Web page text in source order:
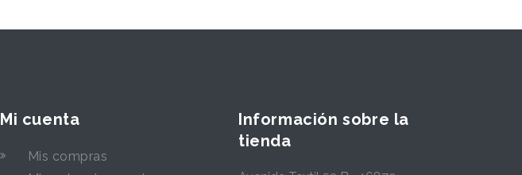
Mi cuenta
Mis compras
Información sobre la
tienda